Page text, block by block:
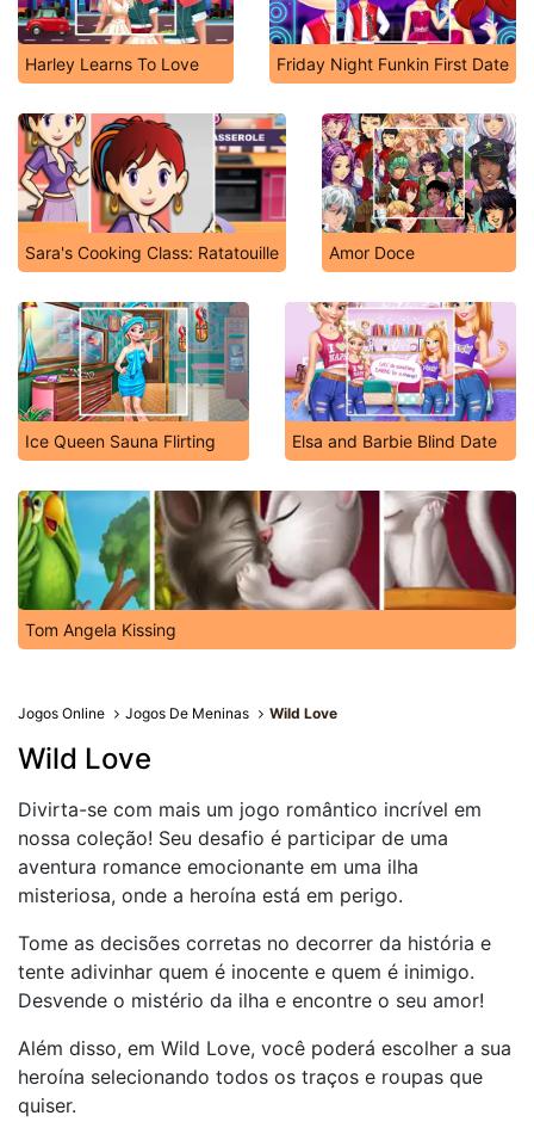
Harley Learns To Love Friday Night Funkin First Date
Sara's Cooking Class: Ratatouille Amor Doce
Ice Queen Sauna Flirting Elsa and Barbie Blind Date
Tom Angela Kissing
Jogos Online Jogos De Meninas Wild Love
Wild Love
Divirta-se com mais um jogo romântico incrível em
nossa coleção! Seu desafio é participar de uma
aventura romance emocionante em uma ilha
misteriosa, onde a heroína está em perigo.
Tome as decisões corretas no decorrer da história e
tente adivinhar quem é inocente e quem é inimigo.
Desvende o mistério da ilha e encontre o seu amor!
Além disso, em Wild Love, você poderá escolher a sua
heroína selecionando todos os traços e roupas que
quiser.